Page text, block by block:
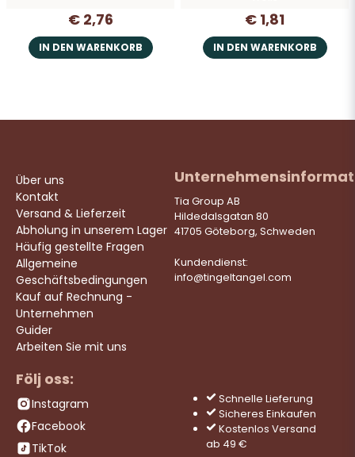
€ 2,76
IN DEN WARENKORB
€ 1,81
IN DEN WARENKORB
Über uns
Kontakt
Versand & Lieferzeit
Abholung in unserem Lager
Häufig gestellte Fragen
Allgemeine
Geschäftsbedingungen
Kauf auf Rechnung -
Unternehmen
Guider
Arbeiten Sie mit uns
Tia Group AB
Hildedalsgatan 80
41705 Göteborg, Schweden
Kundendienst:
info@tingeltangel.com
Följ oss:
Instagram
Facebook
TikTok
Schnelle Lieferung
Sicheres Einkaufen
Kostenlos Versand
ab 49 €